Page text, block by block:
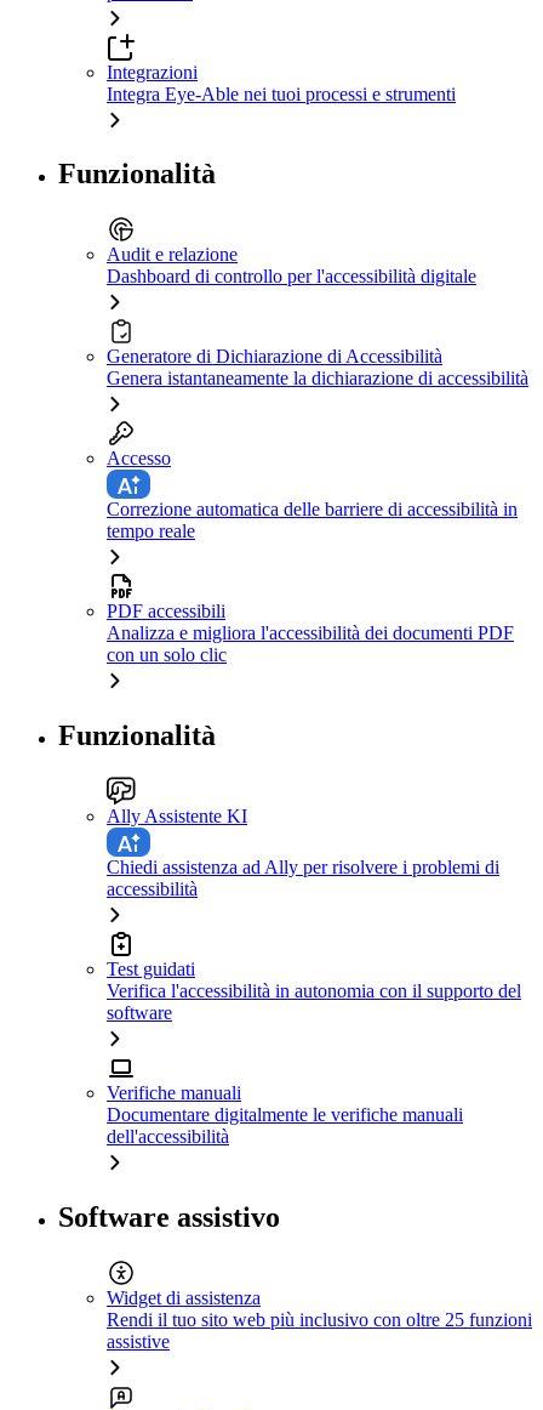
Integrazioni
Integra Eye-Able nei tuoi processi e strumenti
Funzionalità
Audit e relazione
Dashboard di controllo per l'accessibilità digitale
Generatore di Dichiarazione di Accessibilità
Genera istantaneamente la dichiarazione di accessibilità
Accesso
Correzione automatica delle barriere di accessibilità in
tempo reale
PDF accessibili
Analizza e migliora l'accessibilità dei documenti PDF
con un solo clic
Funzionalità
Ally Assistente KI
Chiedi assistenza ad Ally per risolvere i problemi di
accessibilità
Test guidati
Verifica l'accessibilità in autonomia con il supporto del
software
Verifiche manuali
Documentare digitalmente le verifiche manuali
dell'accessibilità
Software assistivo
Widget di assistenza
Rendi il tuo sito web più inclusivo con oltre 25 funzioni
assistive